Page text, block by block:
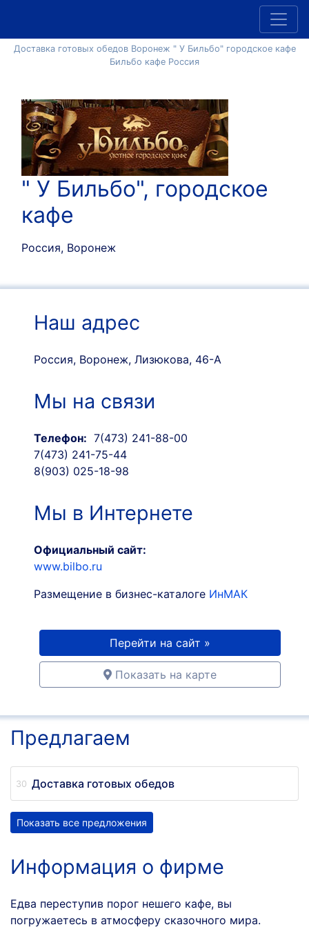
Доставка готовых обедов Воронеж " У Бильбо" городское кафе
Бильбо кафе Россия
" У Бильбо", городское
кафе
Россия, Воронеж
Наш адрес
Россия, Воронеж, Лизюкова, 46-А
Мы на связи
Телефон: 7(473) 241-88-00
7(473) 241-75-44
8(903) 025-18-98
Мы в Интернете
Официальный сайт:
www.bilbo.ru
Размещение в бизнес-каталоге ИнМАК
Перейти на сайт »
Показать на карте
Предлагаем
Доставка готовых обедов
Показать все предложения
Информация о фирме
Едва переступив порог нешего кафе, вы
погружаетесь в атмосферу сказочного мира.